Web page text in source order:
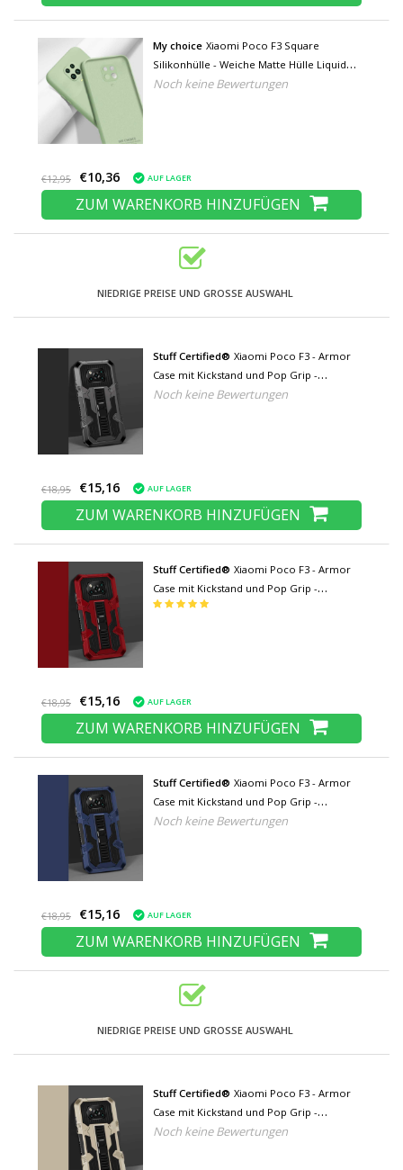
My choice Xiaomi Poco F3 Square
Silikonhülle - Weiche Matte Hülle Liquid
Cover Grün
Noch keine Bewertungen
€12,95 €10,36 AUF LAGER
ZUM WARENKORB HINZUFÜGEN
NIEDRIGE PREISE UND GROSSE AUSWAHL
Stuff Certified® Xiaomi Poco F3 - Armor
Case mit Kickstand und Pop Grip -
Protection Cover Case Schwarz
Noch keine Bewertungen
€18,95 €15,16 AUF LAGER
ZUM WARENKORB HINZUFÜGEN
Stuff Certified® Xiaomi Poco F3 - Armor
Case mit Kickstand und Pop Grip -
Protection Cover Case Rot
€18,95 €15,16 AUF LAGER
ZUM WARENKORB HINZUFÜGEN
Stuff Certified® Xiaomi Poco F3 - Armor
Case mit Kickstand und Pop Grip -
Protection Cover Case Blau
Noch keine Bewertungen
€18,95 €15,16 AUF LAGER
ZUM WARENKORB HINZUFÜGEN
NIEDRIGE PREISE UND GROSSE AUSWAHL
Stuff Certified® Xiaomi Poco F3 - Armor
Case mit Kickstand und Pop Grip -
Protection Cover Case Gold
Noch keine Bewertungen